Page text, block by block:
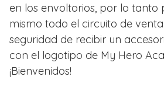
en los envoltorios, por lo tanto
mismo todo el circuito de
seguridad de recibir un
con el logotipo de My Hero
¡Bienvenidos!